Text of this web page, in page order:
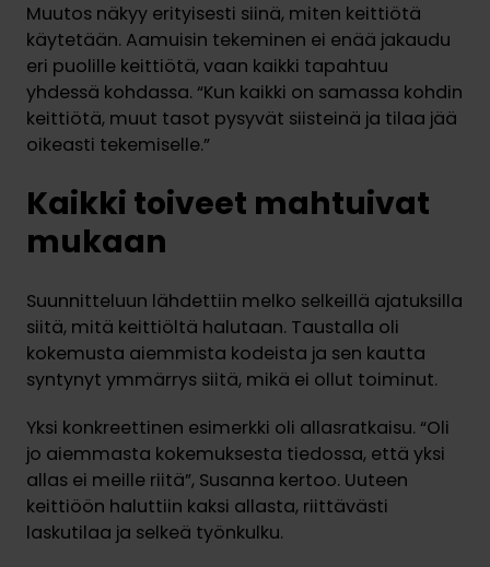
Muutos näkyy erityisesti siinä, miten keittiötä
käytetään. Aamuisin tekeminen ei enää jakaudu
eri puolille keittiötä, vaan kaikki tapahtuu
yhdessä kohdassa. “Kun kaikki on samassa kohdin
keittiötä, muut tasot pysyvät siisteinä ja tilaa jää
oikeasti tekemiselle.”
Kaikki toiveet mahtuivat
mukaan
Suunnitteluun lähdettiin melko selkeillä ajatuksilla
siitä, mitä keittiöltä halutaan. Taustalla oli
kokemusta aiemmista kodeista ja sen kautta
syntynyt ymmärrys siitä, mikä ei ollut toiminut.
Yksi konkreettinen esimerkki oli allasratkaisu. “Oli
jo aiemmasta kokemuksesta tiedossa, että yksi
allas ei meille riitä”, Susanna kertoo. Uuteen
keittiöön haluttiin kaksi allasta, riittävästi
laskutilaa ja selkeä työnkulku.